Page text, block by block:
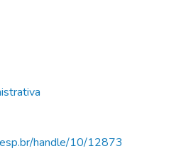
handle/10/12873